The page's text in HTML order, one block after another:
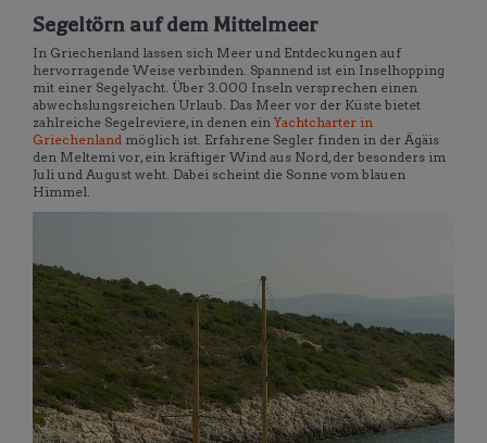
Segeltörn auf dem Mittelmeer
In Griechenland lassen sich Meer und Entdeckungen auf
hervorragende Weise verbinden. Spannend ist ein Inselhopping
mit einer Segelyacht. Über 3.000 Inseln versprechen einen
abwechslungsreichen Urlaub. Das Meer vor der Küste bietet
zahlreiche Segelreviere, in denen ein Yachtcharter in
Griechenland möglich ist. Erfahrene Segler finden in der Ägäis
den Meltemi vor, ein kräftiger Wind aus Nord, der besonders im
Juli und August weht. Dabei scheint die Sonne vom blauen
Himmel.